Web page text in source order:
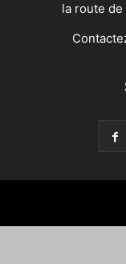
la route de